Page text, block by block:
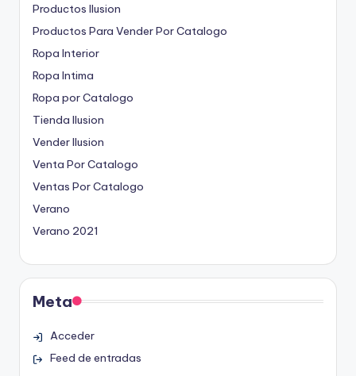
Productos Ilusion
Productos Para Vender Por Catalogo
Ropa Interior
Ropa Intima
Ropa por Catalogo
Tienda Ilusion
Vender Ilusion
Venta Por Catalogo
Ventas Por Catalogo
Verano
Verano 2021
Meta
Acceder
Feed de entradas